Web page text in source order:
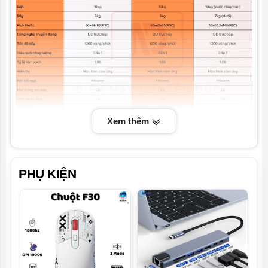
Ưu điểm vượt trội của Máy giặt 12kg
sấy 9kg XiaoMi Mijia
Khử trùng quần áo 99.99%
Diệt hoàn toàn vi khuẩn, nấm mốc bám quần áo ở
nhiệt độ cao
Động cơ chuyển động trực tiếp
Nhiều chương trình giặt với từng loại quần áo
khác nhau
Tiếng ồn thấp, giữ không gian yên tĩnh
Xem thêm
PHỤ KIỆN